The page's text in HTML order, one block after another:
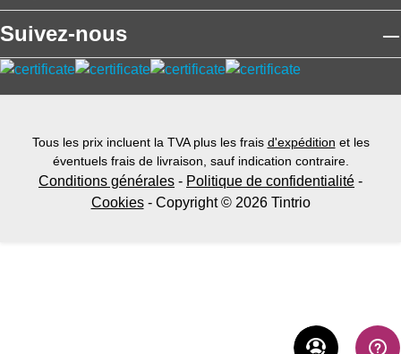
Suivez-nous
Tous les prix incluent la TVA plus les frais d'expédition et les
éventuels frais de livraison, sauf indication contraire.
Conditions générales - Politique de confidentialité -
Cookies- Copyright © 2026 Tintrio